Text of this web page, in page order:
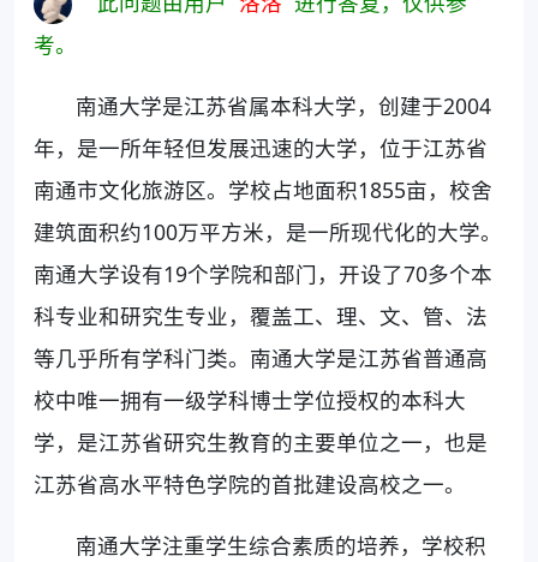
考。
南通大学是江苏省属本科大学，创建于2004
年，是一所年轻但发展迅速的大学，位于江苏省
南通市文化旅游区。学校占地面积1855亩，校舍
建筑面积约100万平方米，是一所现代化的大学。
南通大学设有19个学院和部门，开设了70多个本
科专业和研究生专业，覆盖工、理、文、管、法
等几乎所有学科门类。南通大学是江苏省普通高
校中唯一拥有一级学科博士学位授权的本科大
学，是江苏省研究生教育的主要单位之一，也是
江苏省高水平特色学院的首批建设高校之一。
南通大学注重学生综合素质的培养，学校积